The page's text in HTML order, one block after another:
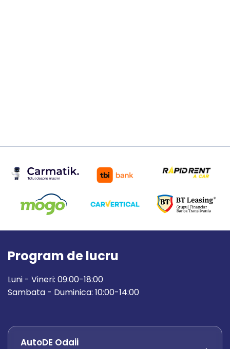
Program de lucru
Luni - Vineri: 09:00-18:00
Sambata - Duminica: 10:00-14:00
AutoDE Odaii